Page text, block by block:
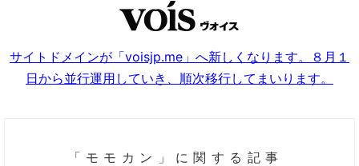
サイトドメインが「voisjp.me」へ新しくなります。８月１
日から並行運用していき、順次移行してまいります。
「モモカン」に関する記事